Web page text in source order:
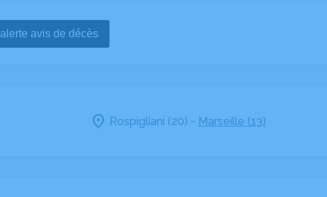
avis de décès
Rospigliani (20) - Marseille (13)